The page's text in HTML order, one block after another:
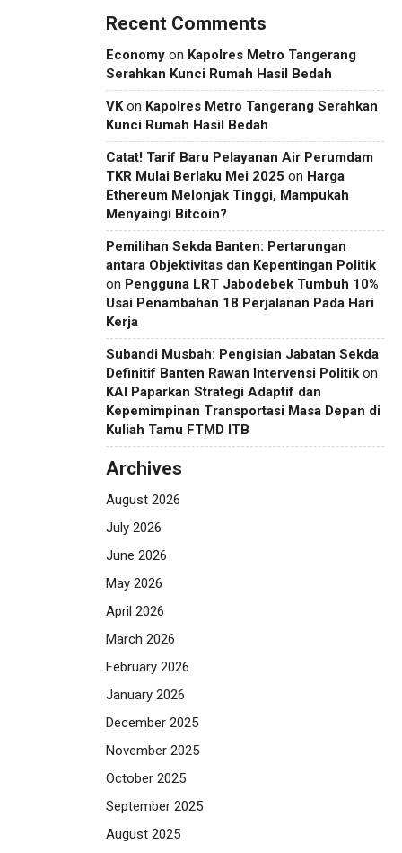
Recent Comments
Economy on Kapolres Metro Tangerang
Serahkan Kunci Rumah Hasil Bedah
VKon Kapolres Metro Tangerang Serahkan
Kunci Rumah Hasil Bedah
Catat! Tarif Baru Pelayanan Air Perumdam
TKR Mulai Berlaku Mei 2025 on Harga
Ethereum Melonjak Tinggi, Mampukah
Menyaingi Bitcoin?
Pemilihan Sekda Banten: Pertarungan
antara Objektivitas dan Kepentingan Politik
on Pengguna LRT Jabodebek Tumbuh 10%
Usai Penambahan 18 Perjalanan Pada Hari
Kerja
Subandi Musbah: Pengisian Jabatan Sekda
Definitif Banten Rawan Intervensi Politik on
KAI Paparkan Strategi Adaptif dan
Kepemimpinan Transportasi Masa Depan di
Kuliah Tamu FTMD ITB
Archives
August 2026
July 2026
June 2026
May 2026
April 2026
March 2026
February 2026
January 2026
December 2025
November 2025
October 2025
September 2025
August 2025